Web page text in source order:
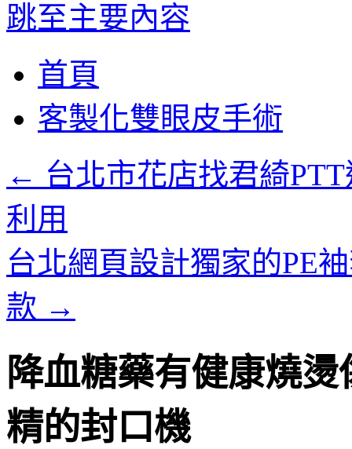
跳至主要內容
首頁
客製化雙眼皮手術
← 台北市花店找君綺
利用
台北網頁設計獨家的PE
款 →
降血糖藥有健康燒
精的封口機